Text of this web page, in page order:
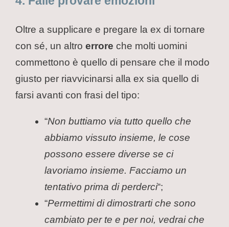
Oltre a supplicare e pregare la ex di tornare
con sé, un altro errore che molti uomini
commettono è quello di pensare che il modo
giusto per riavvicinarsi alla ex sia quello di
farsi avanti con frasi del tipo:
“Non buttiamo via tutto quello che
abbiamo vissuto insieme, le cose
possono essere diverse se ci
lavoriamo insieme. Facciamo un
tentativo prima di perderci“;
“Permettimi di dimostrarti che sono
cambiato per te e per noi, vedrai che